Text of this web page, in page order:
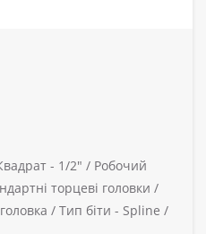
- 1/2" / Робочий
торцеві головки /
/ Тип біти - Spline /